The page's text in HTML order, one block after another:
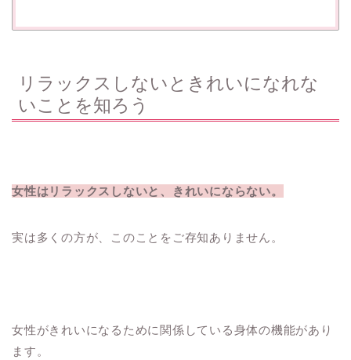
リラックスしないときれいになれな
いことを知ろう
女性はリラックスしないと、きれいにならない。
実は多くの方が、このことをご存知ありません。
女性がきれいになるために関係している身体の機能があり
ます。